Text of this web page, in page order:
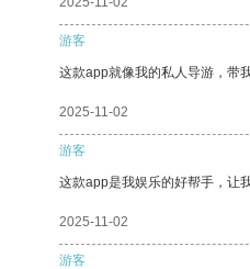
游客
这款app就像我的私人导游，带
2025-11-02
游客
这款app是我娱乐的好帮手，让
2025-11-02
游客